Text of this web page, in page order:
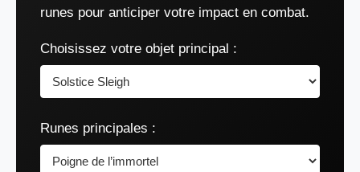
runes pour anticiper votre impact en combat.
Choisissez votre objet principal :
Runes principales :